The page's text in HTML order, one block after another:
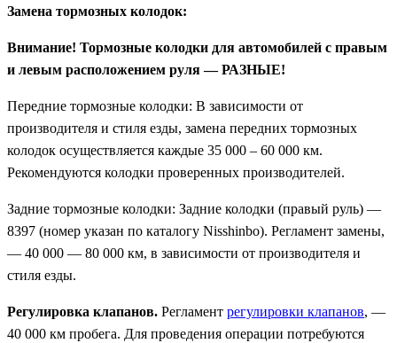
Замена тормозных колодок:
Внимание! Тормозные колодки для автомобилей с правым
и левым расположением руля — РАЗНЫЕ!
Передние тормозные колодки: В зависимости от
производителя и стиля езды, замена передних тормозных
колодок осуществляется каждые 35 000 – 60 000 км.
Рекомендуются колодки проверенных производителей.
Задние тормозные колодки: Задние колодки (правый руль) —
8397 (номер указан по каталогу Nisshinbo). Регламент замены,
— 40 000 — 80 000 км, в зависимости от производителя и
стиля езды.
Регулировка клапанов. Регламент регулировки клапанов, —
40 000 км пробега. Для проведения операции потребуются